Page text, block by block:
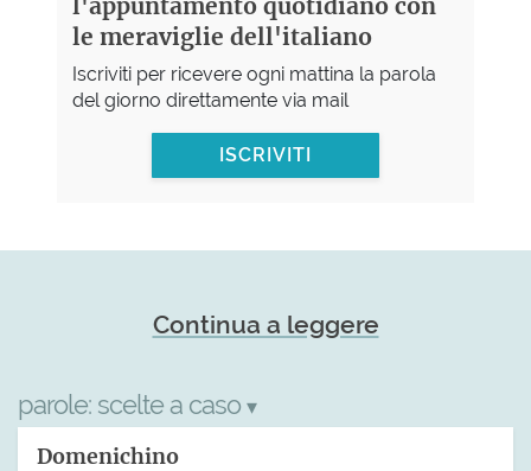
l'appuntamento quotidiano con
le meraviglie dell'italiano
Iscriviti per ricevere ogni mattina la parola
del giorno direttamente via mail
ISCRIVITI
Continua a leggere
parole: scelte a caso ▾
Domenichino